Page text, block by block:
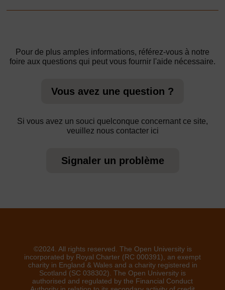
Pour de plus amples informations, référez-vous à notre
foire aux questions qui peut vous fournir l'aide nécessaire.
Vous avez une question ?
Si vous avez un souci quelconque concernant ce site,
veuillez nous contacter ici
Signaler un problème
©2024. All rights reserved. The Open University is
incorporated by Royal Charter (RC 000391), an exempt
charity in England & Wales and a charity registered in
Scotland (SC 038302). The Open University is
authorised and regulated by the Financial Conduct